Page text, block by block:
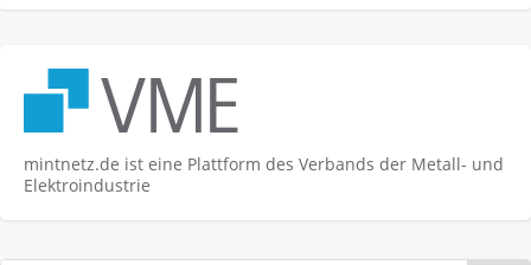
mintnetz.de ist eine Plattform des Verbands der Metall- und
Elektroindustrie